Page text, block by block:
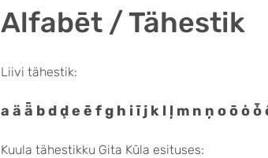
Alfabēt / Tähestik
Liivi tähestik:
a ä ǟ b d ḑ e ē f g h i ī j k l ļ m n ņ o ō ȯ
Kuula tähestikku Gita Kūla esituses: